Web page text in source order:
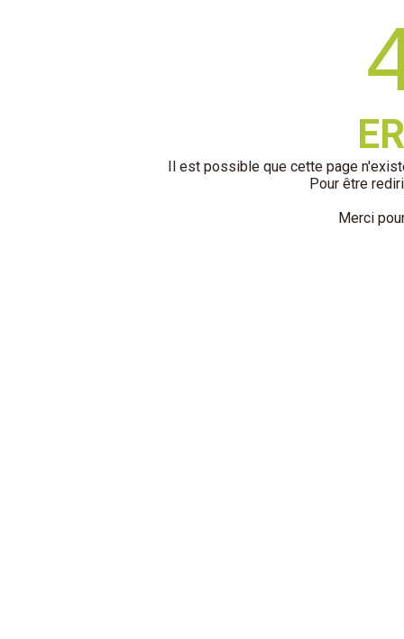
Il est possible que cette page
Pour être
Merci